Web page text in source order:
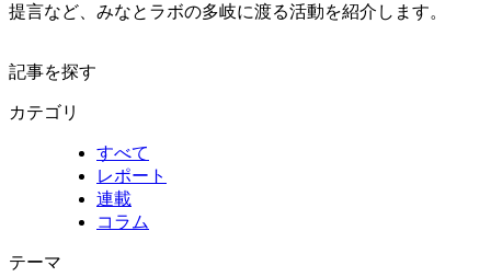
提言など、みなとラボの多岐に渡る活動を紹介します。
記事を探す
カテゴリ
すべて
レポート
連載
コラム
テーマ